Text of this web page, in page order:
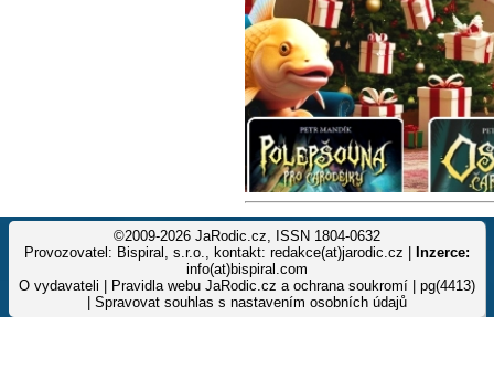
©2009-2026 JaRodic.cz, ISSN 1804-0632
Provozovatel: Bispiral, s.r.o., kontakt: redakce(at)jarodic.cz |
Inzerce:
info(at)bispiral.com
O vydavateli
Pravidla webu JaRodic.cz a ochrana soukromí | pg(4413)
Spravovat souhlas s nastavením osobních údajů